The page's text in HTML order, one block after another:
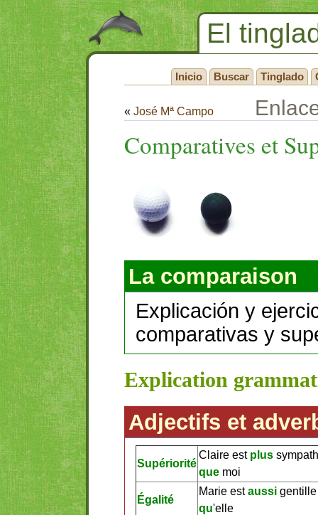
El
Inicio Buscar Tinglado
« José Mª Campo
Comparatives et
La comparaison
Explicación y
comparativas y
Explication
Adjectifs et
Supériorité
Claire est plus
que moi
Égalité
Marie estaussi
qu'elle